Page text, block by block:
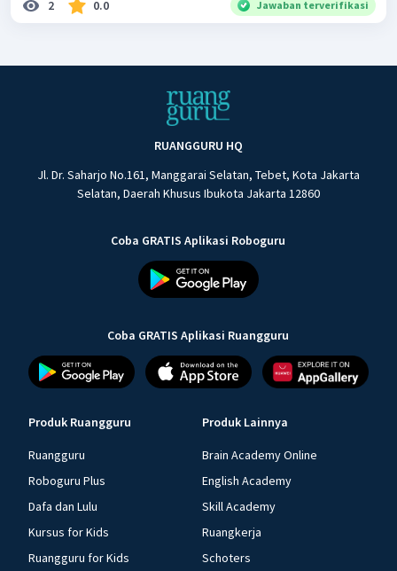
2 0.0 Jawaban terverifikasi
RUANGGURU HQ
Jl. Dr. Saharjo No.161, Manggarai Selatan, Tebet, Kota Jakarta
Selatan, Daerah Khusus Ibukota Jakarta 12860
Coba GRATIS Aplikasi Roboguru
Coba GRATIS Aplikasi Ruangguru
Produk Ruangguru
Ruangguru
Roboguru Plus
Dafa dan Lulu
Kursus for Kids
Ruangguru for Kids
Produk Lainnya
Brain Academy Online
English Academy
Skill Academy
Ruangkerja
Schoters